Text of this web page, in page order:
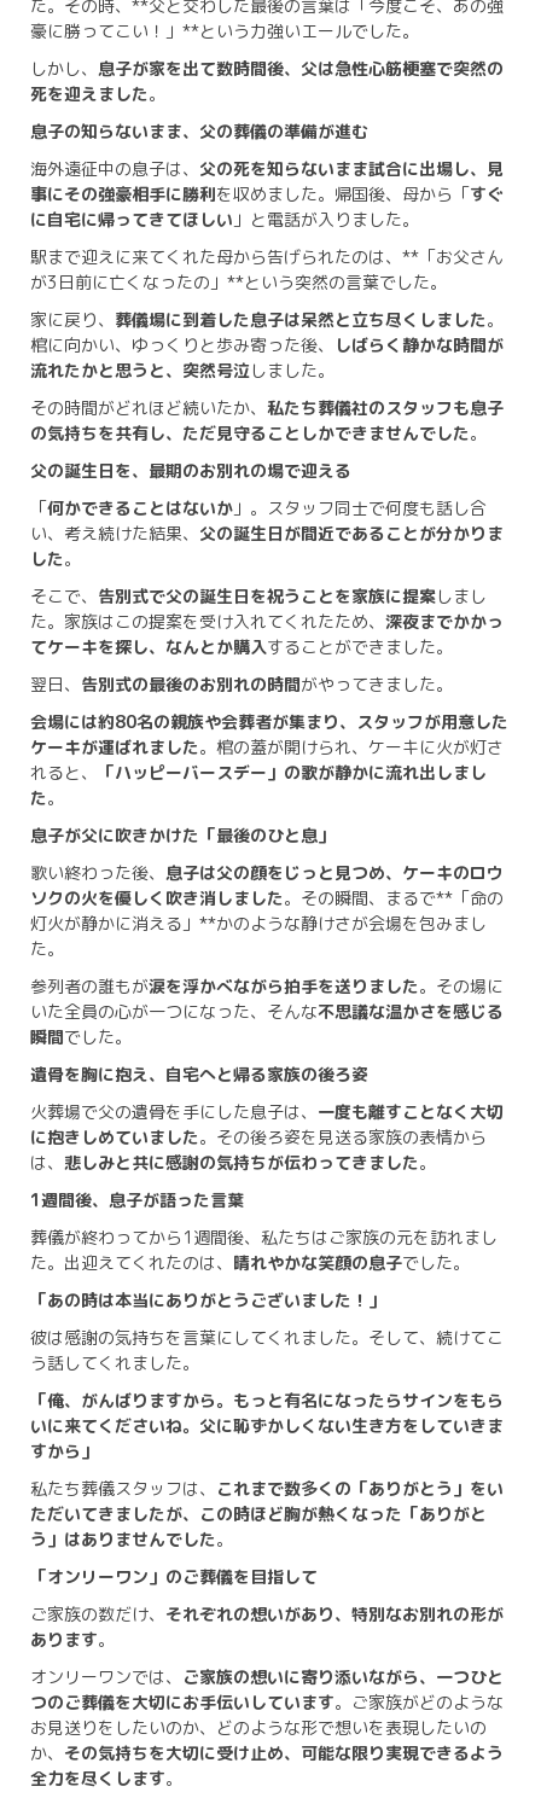
た。その時、**父と交わした最後の言葉は「今度こそ、あの強
豪に勝ってこい！」**という力強いエールでした。
しかし、 息子が家を出て数時間後、父は急性心筋梗塞で突然の
死を迎えました。
息子の知らないまま、父の葬儀の準備が進む
海外遠征中の息子は、 父の死を知らないまま試合に出場し、見
事にその強豪相手に勝利を収めました。帰国後、母から「すぐ
に自宅に帰ってきてほしい 」と電話が入りました。
駅まで迎えに来てくれた母から告げられたのは、**「お父さん
が3日前に亡くなったの」**という突然の言葉でした。
家に戻り、 葬儀場に到着した息子は呆然と立ち尽くしました。
棺に向かい、ゆっくりと歩み寄った後、
しばらく静かな時間が
流れたかと思うと、突然号泣 しました。
その時間がどれほど続いたか、 私たち葬儀社のスタッフも息子
の気持ちを共有し、ただ見守ることしかできませんでした。
父の誕生日を、最期のお別れの場で迎える
「何かできることはないか 」。スタッフ同士で何度も話し合
い、考え続けた結果、 父の誕生日が間近であることが分かりま
した。
そこで、 告別式で父の誕生日を祝うことを家族に提案しまし
た。家族はこの提案を受け入れてくれたため、 深夜までかかっ
てケーキを探し、なんとか購入することができました。
翌日、 告別式の最後のお別れの時間がやってきました。
会場には約80名の親族や会葬者が集まり、スタッフが用意した
ケーキが運ばれました。棺の蓋が開けられ、ケーキに火が灯さ
れると、
「ハッピーバースデー」の歌が静かに流れ出しまし
た。
息子が父に吹きかけた「最後のひと息」
歌い終わった後、 息子は父の顔をじっと見つめ、ケーキのロウ
ソクの火を優しく吹き消しました。その瞬間、まるで**「命の
灯火が静かに消える」**かのような静けさが会場を包みまし
た。
参列者の誰もが涙を浮かべながら拍手を送りました。その場に
いた全員の心が一つになった、そんな不思議な温かさを感じる
瞬間でした。
遺骨を胸に抱え、自宅へと帰る家族の後ろ姿
火葬場で父の遺骨を手にした息子は、 一度も離すことなく大切
に抱きしめていました。その後ろ姿を見送る家族の表情から
は、 悲しみと共に感謝の気持ちが伝わってきました。
1週間後、息子が語った言葉
葬儀が終わってから1週間後、私たちはご家族の元を訪れまし
た。出迎えてくれたのは、 晴れやかな笑顔の息子でした。
「あの時は本当にありがとうございました！」
彼は感謝の気持ちを言葉にしてくれました。そして、続けてこ
う話してくれました。
「俺、がんばりますから。もっと有名になったらサインをもら
いに来てくださいね。父に恥ずかしくない生き方をしていきま
すから」
私たち葬儀スタッフは、
これまで数多くの「ありがとう」をい
ただいてきましたが、この時ほど胸が熱くなった「ありがと
う」はありませんでした。
「オンリーワン」のご葬儀を目指して
ご家族の数だけ、 それぞれの想いがあり、特別なお別れの形が
あります。
オンリーワンでは、
ご家族の想いに寄り添いながら、一つひと
つのご葬儀を大切にお手伝いしています。ご家族がどのような
お見送りをしたいのか、どのような形で想いを表現したいの
か、 その気持ちを大切に受け止め、可能な限り実現できるよう
全力を尽くします。